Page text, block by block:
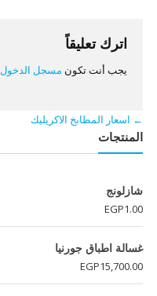
اترك تعليقاً
يجب أنت تكون مسجل الدخول
← اسعار المطابخ الاكريليك
المنتجات
شازلونج
EGP1.00
غسالة اطباق جورنيا
EGP15,700.00